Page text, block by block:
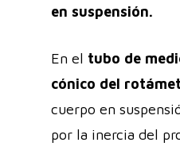
en suspensión.
En el tubo de
cónico del
cuerpo en
por la inercia del